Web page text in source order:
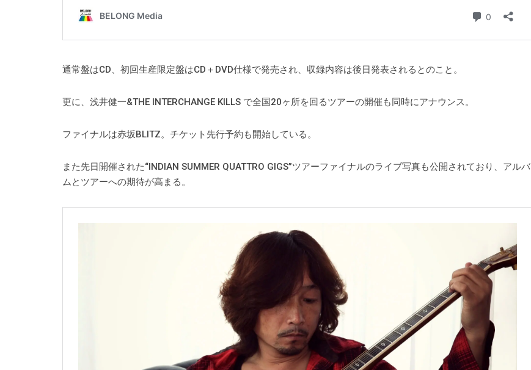
通常盤はCD、初回生産限定盤はCD＋DVD仕様で発売され、収録内容は後日発表されるとのこと。
更に、浅井健一&THE INTERCHANGE KILLS で全国20ヶ所を回るツアーの開催も同時にアナウンス。
ファイナルは赤坂BLITZ。チケット先行予約も開始している。
また先日開催された“INDIAN SUMMER QUATTRO GIGS”ツアーファイナルのライブ写真も公開されており、アルバ
ムとツアーへの期待が高まる。